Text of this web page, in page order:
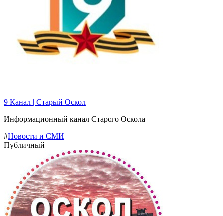
9 Канал | Старый Оскол
Информационный канал Старого Оскола
#Новости и СМИ
Публичный